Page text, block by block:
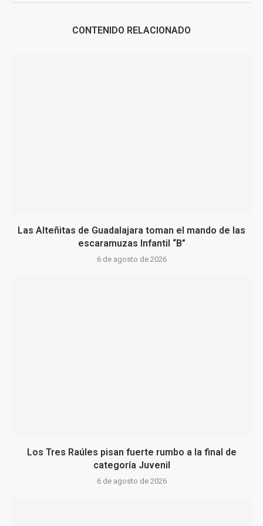
CONTENIDO RELACIONADO
Las Alteñitas de Guadalajara toman el mando de las
escaramuzas Infantil “B”
6 de agosto de 2026
Los Tres Raúles pisan fuerte rumbo a la final de
categoría Juvenil
6 de agosto de 2026